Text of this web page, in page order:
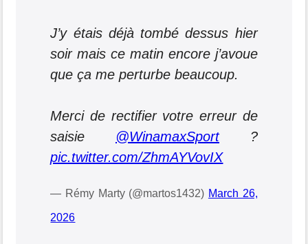
J’y étais déjà tombé dessus hier
soir mais ce matin encore j’avoue
que ça me perturbe beaucoup.
Merci de rectifier votre erreur de
saisie @WinamaxSport?
pic.twitter.com/ZhmAYVovIX
— Rémy Marty (@martos1432) March 26,
2026